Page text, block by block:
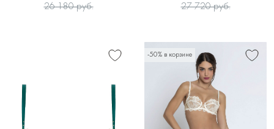
26 180 руб.
27 720 руб.
-50% в корзине